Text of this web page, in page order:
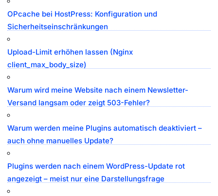
OPcache bei HostPress: Konfiguration und
Sicherheitseinschränkungen
Upload-Limit erhöhen lassen (Nginx
client_max_body_size)
Warum wird meine Website nach einem Newsletter-
Versand langsam oder zeigt 503-Fehler?
Warum werden meine Plugins automatisch deaktiviert –
auch ohne manuelles Update?
Plugins werden nach einem WordPress-Update rot
angezeigt – meist nur eine Darstellungsfrage